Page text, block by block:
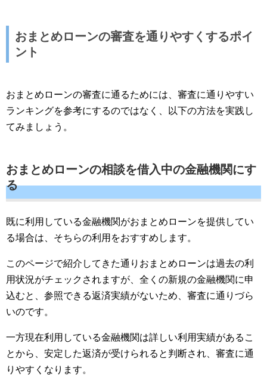
おまとめローンの審査を通りやすくするポイ
ント
おまとめローンの審査に通るためには、審査に通りやすい
ランキングを参考にするのではなく、以下の方法を実践し
てみましょう。
おまとめローンの相談を借入中の金融機関にす
る
既に利用している金融機関がおまとめローンを提供してい
る場合は、そちらの利用をおすすめします。
このページで紹介してきた通りおまとめローンは過去の利
用状況がチェックされますが、全くの新規の金融機関に申
込むと、参照できる返済実績がないため、審査に通りづら
いのです。
一方現在利用している金融機関は詳しい利用実績があるこ
とから、安定した返済が受けられると判断され、審査に通
りやすくなります。